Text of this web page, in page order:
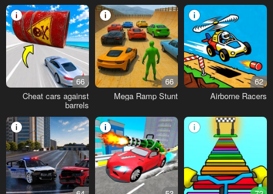
62
Airborne Racers
66
Mega Ramp Stunt
66
Cheat cars against
barrels